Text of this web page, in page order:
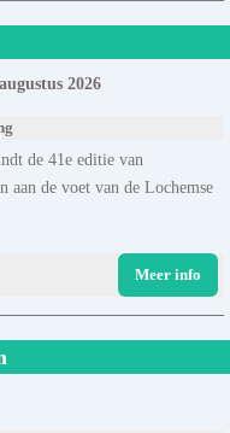
2026
de 41e editie van
de voet van de Lochemse
Meer info